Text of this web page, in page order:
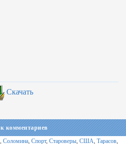
Скачать
комментариев
Соломина Спорт, Староверы США Тарасов